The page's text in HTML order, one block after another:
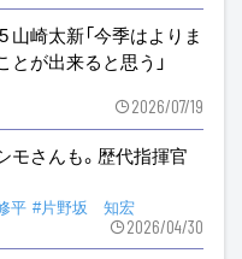
山崎太新「今季はよりま
が出来ると思う」
2026/07/19
モさんも。歴代指揮官
平 #片野坂 知宏
2026/04/30